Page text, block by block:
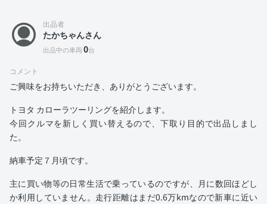
出品者
たかちゃんさん
出品中の車両0台
コメント
ご興味をお持ちいただき、ありがとうございます。
トヨタ カローラツーリングを紹介します。
今回クルマを新しく買い替えるので、下取り目的で出品しまし
た。
納車予定７月頃です。
主に買い物等の日常生活で乗っているのですが、月に数回ほどし
か利用していません。走行距離はまだ0.6万kmなので新車に近い